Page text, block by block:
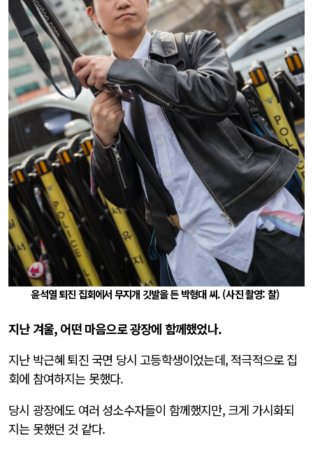
윤석열 퇴진 집회에서 무지개 깃발을 든 박형대 씨. (사진 촬영: 찰)
지난 겨울, 어떤 마음으로 광장에 함께했었나.
지난 박근혜 퇴진 국면 당시 고등학생이었는데, 적극적으로 집
회에 참여하지는 못했다.
당시 광장에도 여러 성소수자들이 함께했지만, 크게 가시화되
지는 못했던 것 같다.